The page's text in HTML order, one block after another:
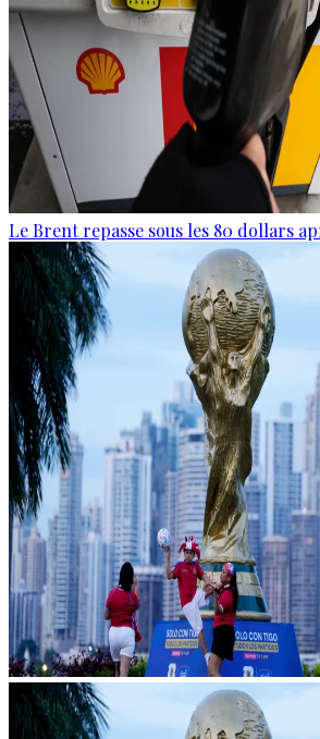
Le Brent repasse sous les 80 dollars